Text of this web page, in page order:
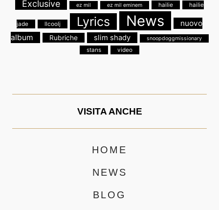
Exclusive ez mil ez mil eminem hailie hailie
jade llcoolj Lyrics News
nuovo
album
Rubriche slim shady snoopdoggmissionary
stans video
VISITA ANCHE
HOME
NEWS
BLOG